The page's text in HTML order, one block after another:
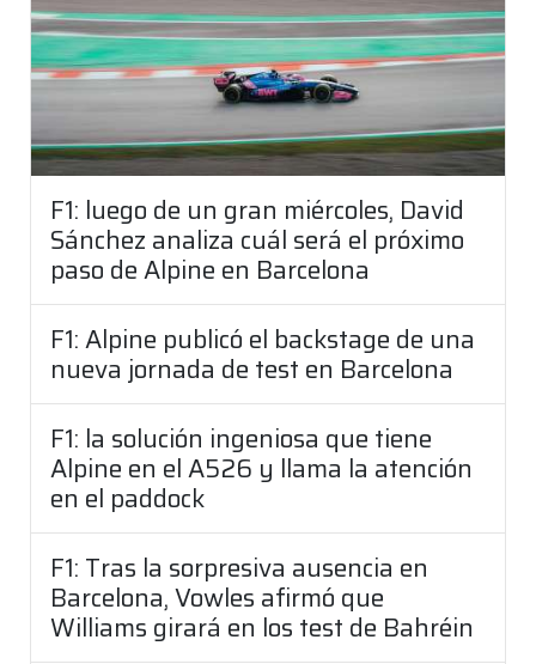
F1: luego de un gran miércoles, David
Sánchez analiza cuál será el próximo
paso de Alpine en Barcelona
F1: Alpine publicó el backstage de una
nueva jornada de test en Barcelona
F1: la solución ingeniosa que tiene
Alpine en el A526 y llama la atención
en el paddock
F1: Tras la sorpresiva ausencia en
Barcelona, Vowles afirmó que
Williams girará en los test de Bahréin